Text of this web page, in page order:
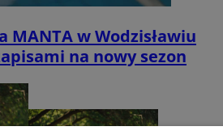
MANTA w Wodzisławiu
na nowy sezon